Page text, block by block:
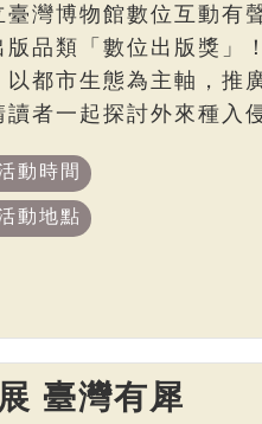
臺灣博物館數位互動有
版品類「數位出版獎」
以都市生態為主軸，推
讀者一起探討外來種入
動時間
動地點
臺灣有犀